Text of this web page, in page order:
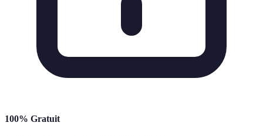
100% Gratuit